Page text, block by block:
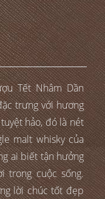
Tết Nhâm Dần
trưng với hương
hảo, đó là nét
malt whisky của
ai biết tận hưởng
trong cuộc sống.
lời chúc tốt đẹp